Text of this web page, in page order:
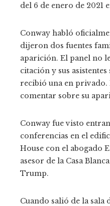
del 6 de enero de 2021
Conway habló
dijeron dos fuentes
aparición. El panel no
citación y sus
recibió una en privado.
comentar sobre su
Conway fue visto
conferencias en el
House con el abogado
asesor de la Casa
Trump.
Cuando salió de la sala